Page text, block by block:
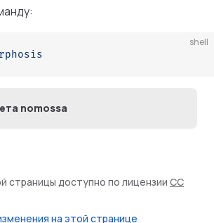
shell
nomossa
страницы доступно по лицензии CC
на этой странице